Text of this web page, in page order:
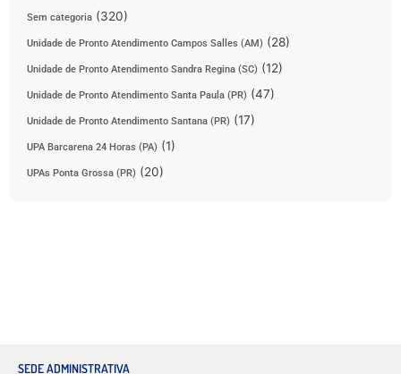
Sem categoria (320)
Unidade de Pronto Atendimento Campos Salles (AM) (28)
Unidade de Pronto Atendimento Sandra Regina (SC) (12)
Unidade de Pronto Atendimento Santa Paula (PR) (47)
Unidade de Pronto Atendimento Santana (PR) (17)
UPA Barcarena 24 Horas (PA) (1)
UPAs Ponta Grossa (PR) (20)
SEDE ADMINISTRATIVA